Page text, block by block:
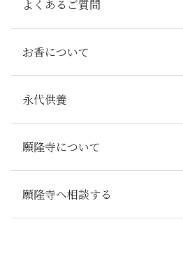
よくあるご質問
お香について
永代供養
願隆寺について
願隆寺へ相談する